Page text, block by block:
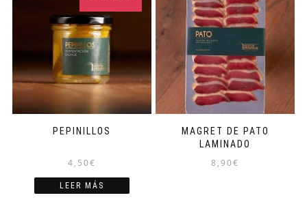
PEPINILLOS
4,50€
LEER MÁS
MAGRET DE PATO
LAMINADO
8,90€